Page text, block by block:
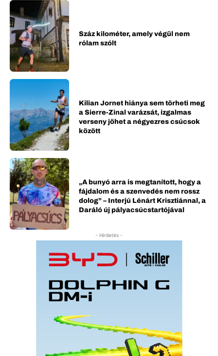
Száz kilométer, amely végül nem
rólam szólt
Kilian Jornet hiánya sem törheti meg
a Sierre-Zinal varázsát, izgalmas
verseny jöhet a négyezres csúcsok
között
„A bunyó arra is megtanított, hogy a
fájdalom és a szenvedés nem rossz
dolog” – Interjú Lénárt Krisztiánnal, a
Daráló új pályacsúcstartójával
- Hirdetés -